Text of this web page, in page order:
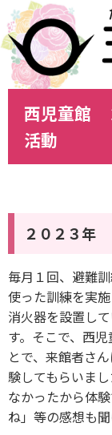
西児童館
活動
２０２３年
毎月１回、避難
使った訓練を実施
消火器を設置し
す。そこで、西
とで、来館者さ
験してもらいま
なかったから体
ね」等の感想も聞